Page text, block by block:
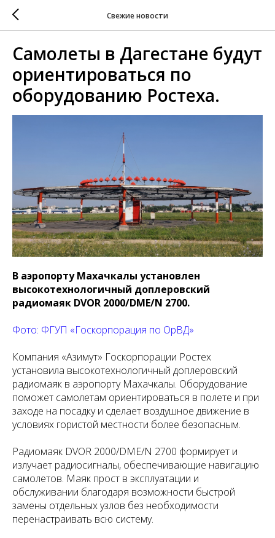
Свежие новости
Самолеты в Дагестане будут
ориентироваться по
оборудованию Ростеха.
В аэропорту Махачкалы установлен
высокотехнологичный доплеровский
радиомаяк DVOR 2000/DME/N 2700.
Фото: ФГУП «Госкорпорация по ОрВД»
Компания «Азимут» Госкорпорации Ростех
установила высокотехнологичный доплеровский
радиомаяк в аэропорту Махачкалы. Оборудование
поможет самолетам ориентироваться в полете и при
заходе на посадку и сделает воздушное движение в
условиях гористой местности более безопасным.
Радиомаяк DVOR 2000/DME/N 2700 формирует и
излучает радиосигналы, обеспечивающие навигацию
самолетов. Маяк прост в эксплуатации и
обслуживании благодаря возможности быстрой
замены отдельных узлов без необходимости
перенастраивать всю систему.